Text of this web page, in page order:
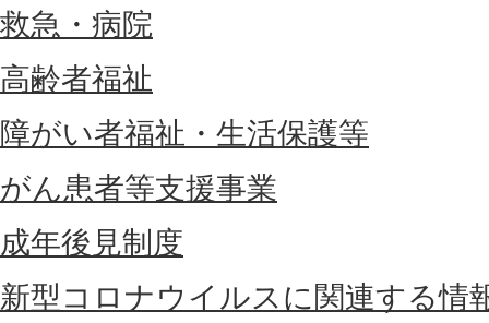
救急・病院
高齢者福祉
障がい者福祉・生活保護等
がん患者等支援事業
成年後見制度
新型コロナウイルスに関連する情